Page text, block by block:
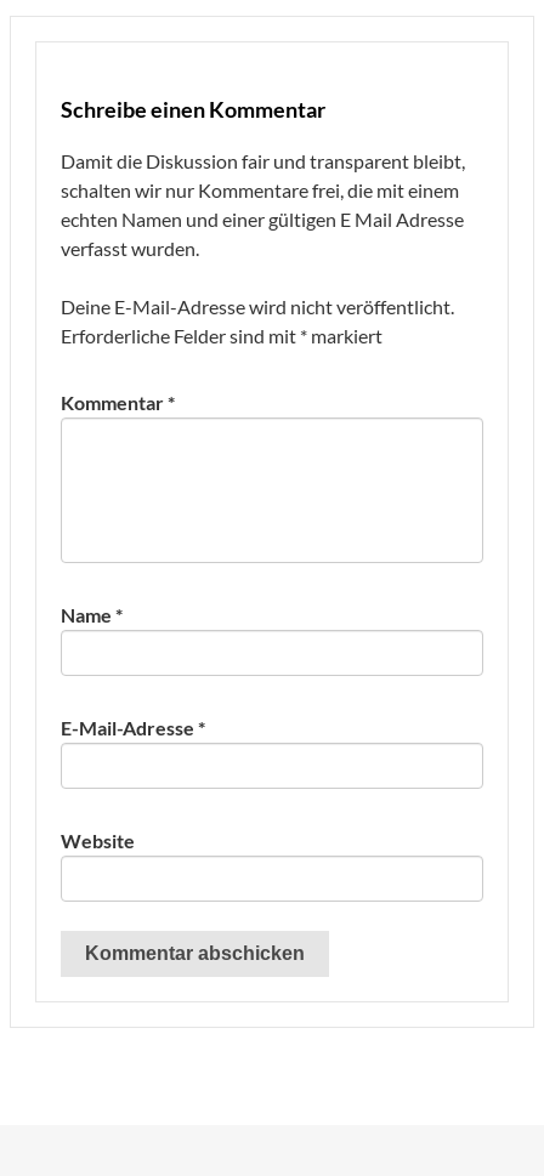
Schreibe einen Kommentar
Damit die Diskussion fair und transparent bleibt,
schalten wir nur Kommentare frei, die mit einem
echten Namen und einer gültigen E Mail Adresse
verfasst wurden.
Deine E-Mail-Adresse wird nicht veröffentlicht.
Erforderliche Felder sind mit * markiert
Kommentar*
Name *
E-Mail-Adresse *
Website